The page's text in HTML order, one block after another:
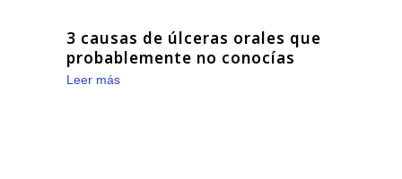
3 causas de úlceras orales que
probablemente no conocías
Leer más